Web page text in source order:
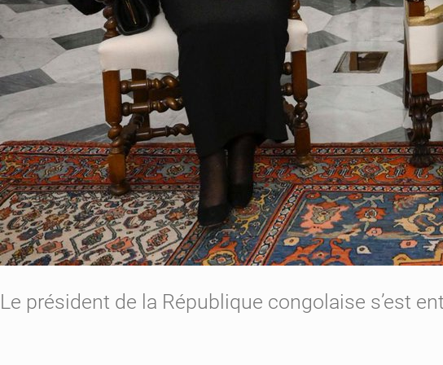
Le président de la République congolaise s’est